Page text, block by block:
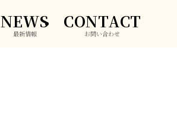
NEWS
最新情報
CONTACT
お問い合わせ